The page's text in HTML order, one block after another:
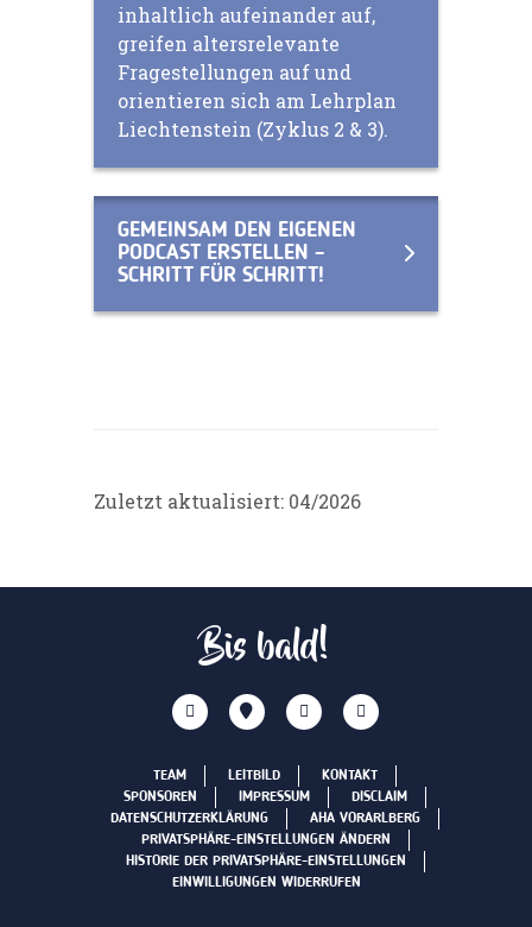
inhaltlich aufeinander auf,
greifen altersrelevante
Fragestellungen auf und
orientieren sich am Lehrplan
Liechtenstein (Zyklus 2 & 3).
GEMEINSAM DEN EIGENEN
PODCAST ERSTELLEN –
SCHRITT FÜR SCHRITT!
Zuletzt aktualisiert: 04/2026
Bis bald!
TEAM LEITBILD
KONTAKT
SPONSOREN
IMPRESSUM
DISCLAIM
DATENSCHUTZERKLÄRUNG
AHA VORARLBERG
PRIVATSPHÄRE-EINSTELLUNGEN ÄNDERN
HISTORIE DER PRIVATSPHÄRE-EINSTELLUNGEN
EINWILLIGUNGEN WIDERRUFEN